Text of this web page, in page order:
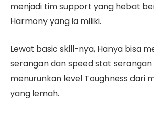
menjadi tim support yang hebat
Harmony yang ia miliki.
Lewat basic skill-nya, Hanya bisa
serangan dan speed stat
menurunkan level Toughness dari
yang lemah.